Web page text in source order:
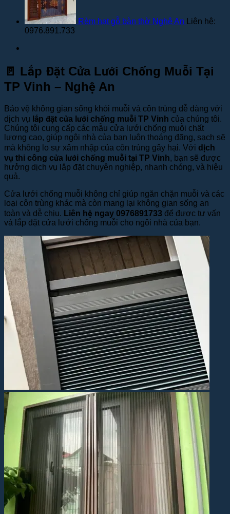
Rèm hạt gỗ bàn thờ Nghệ An
Liên hệ:
0976.891.733
🚪 Lắp Đặt Cửa Lưới Chống Muỗi Tại
TP Vinh – Nghệ An
Bảo vệ không gian sống khỏi muỗi và côn trùng dễ dàng với
dịch vụ lắp đặt cửa lưới chống muỗi TP Vinh của chúng tôi.
Chúng tôi cung cấp các mẫu cửa lưới chống muỗi chất
lượng cao, giúp ngôi nhà của bạn luôn thoáng đãng, sạch sẽ
mà không lo sự xâm nhập của côn trùng gây hại. Với dịch
vụ thi công cửa lưới chống muỗi tại TP Vinh, bạn sẽ được
hưởng dịch vụ lắp đặt chuyên nghiệp, nhanh chóng, và hiệu
quả.
Cửa lưới chống muỗi không chỉ giúp ngăn chặn muỗi và các
loại côn trùng khác mà còn mang lại không gian sống an
toàn và dễ chịu. Liên hệ ngay 0976891733 để được tư vấn
và lắp đặt cửa lưới chống muỗi cho ngôi nhà của bạn.